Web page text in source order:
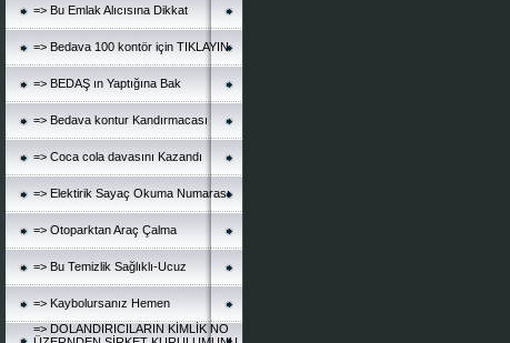
=> Bu Emlak Alıcısına Dikkat
=> Bedava 100 kontör için TIKLAYIN
=> BEDAŞ ın Yaptığına Bak
=> Bedava kontur Kandırmacası
=> Coca cola davasını Kazandı
=> Elektirik Sayaç Okuma Numarası
=> Otoparktan Araç Çalma
=> Bu Temizlik Sağlıklı-Ucuz
=> Kaybolursanız Hemen
=> DOLANDIRICILARIN KİMLİK NO